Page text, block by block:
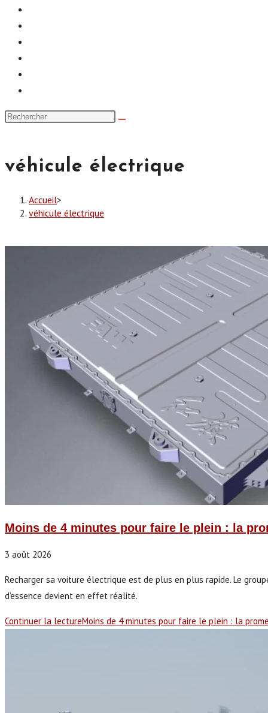
véhicule électrique
Accueil>
véhicule électrique
Moins de 4 minutes pour faire le plein : la
3 août 2026
Recharger sa voiture électrique est de plus en plus rapide. Le
d’essence devient en effet réalité.
Continuer la lectureMoins de 4 minutes pour faire le plein : la